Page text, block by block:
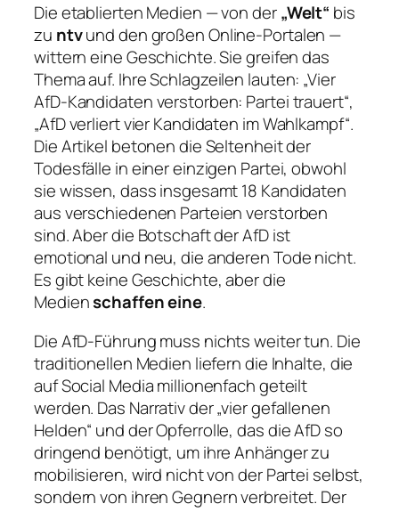
Die etablierten Medien — von der„Welt“ bis
zu ntvund den großen Online-Portalen —
wittern eine Geschichte. Sie greifen das
Thema auf. Ihre Schlagzeilen lauten: „Vier
AfD-Kandidaten verstorben: Partei trauert“,
„AfD verliert vier Kandidaten im Wahlkampf“.
Die Artikel betonen die Seltenheit der
Todesfälle in einer einzigen Partei, obwohl
sie wissen, dass insgesamt 18 Kandidaten
aus verschiedenen Parteien verstorben
sind. Aber die Botschaft der AfD ist
emotional und neu, die anderen Tode nicht.
Es gibt keine Geschichte, aber die
Medienschaffen eine.
Die AfD-Führung muss nichts weiter tun. Die
traditionellen Medien liefern die Inhalte, die
auf Social Media millionenfach geteilt
werden. Das Narrativ der „vier gefallenen
Helden“ und der Opferrolle, das die AfD so
dringend benötigt, um ihre Anhänger zu
mobilisieren, wird nicht von der Partei selbst,
sondern von ihren Gegnern verbreitet. Der